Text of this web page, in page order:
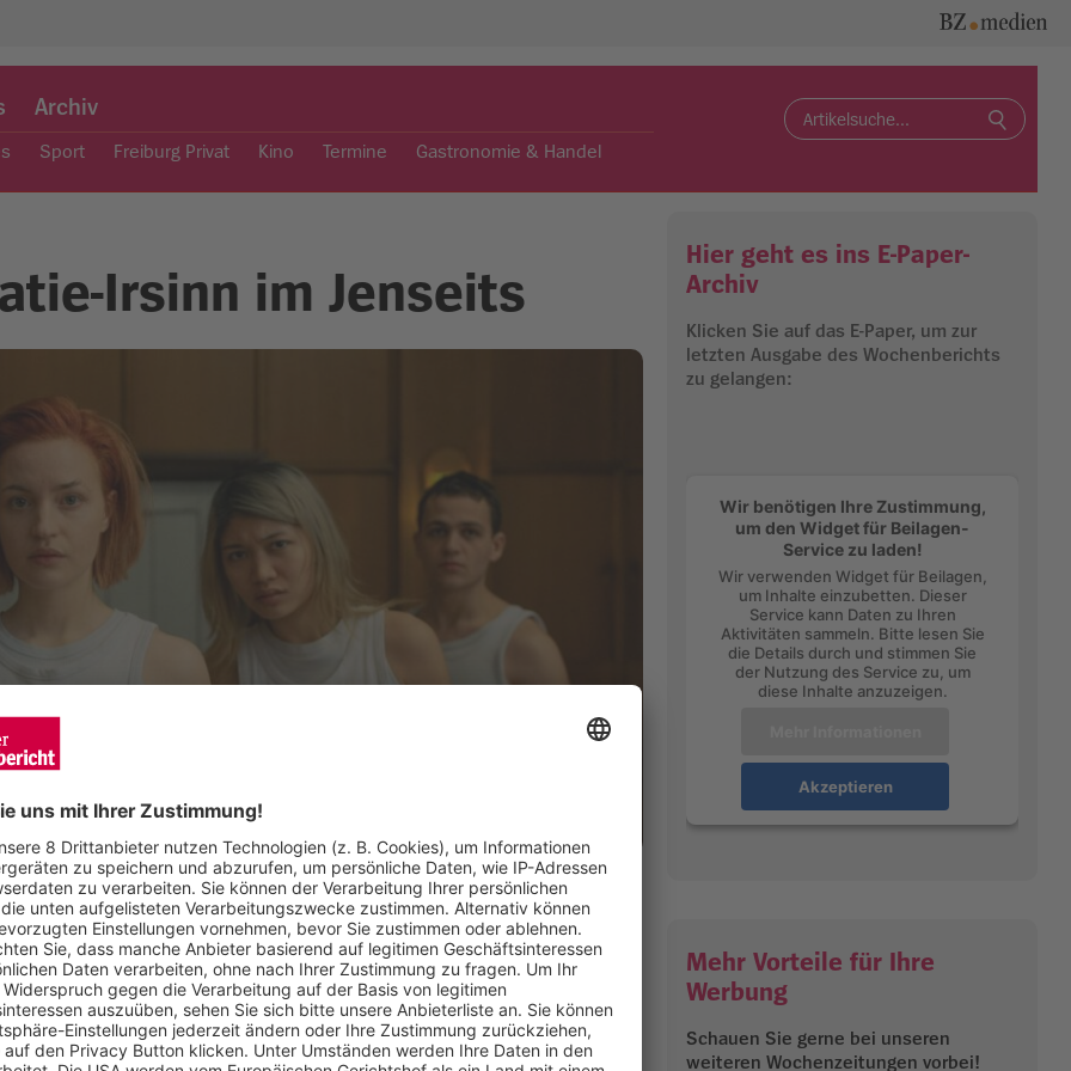
Archiv
Sport Freiburg Privat Kino Termine Gastronomie & Handel
Search
for:
Irsinn im Jenseits
drei Freunde auf der Fahrt in die Alpen in einen tödlichen Unfall.
wieder, die über ihr weiteres Schicksal entscheiden soll.
geglaubt hat? Musikalisch begleitet wird der Film von Roy Bianco & Die
Hier geht es ins E-Paper-
Archiv
Klicken Sie auf das E-Paper, um zur
letzten Ausgabe des Wochenberichts
zu gelangen:
Wir benötigen Ihre Zustimmung,
um den Widget für Beilagen-
Service zu laden!
Wir verwenden Widget für Beilagen,
um Inhalte einzubetten. Dieser
Service kann Daten zu Ihren
Aktivitäten sammeln. Bitte lesen Sie
die Details durch und stimmen Sie
der Nutzung des Service zu, um
diese Inhalte anzuzeigen.
Akzeptieren
Mehr Vorteile für Ihre
Werbung
Schauen Sie gerne bei unseren
weiteren Wochenzeitungen vorbei!